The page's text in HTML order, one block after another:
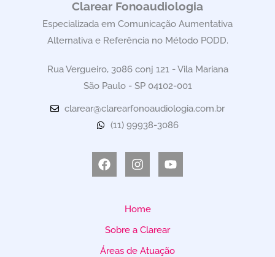
Clarear Fonoaudiologia
Especializada em Comunicação Aumentativa
Alternativa e Referência no Método PODD.
Rua Vergueiro, 3086 conj 121 - Vila Mariana
São Paulo - SP 04102-001
clarear@clarearfonoaudiologia.com.br
(11) 99938-3086
Home
Sobre a Clarear
Áreas de Atuação